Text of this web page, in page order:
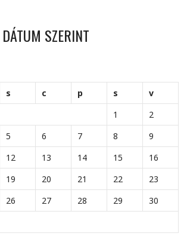
DÁTUM SZERINT
s c p s
v
1
2
5 6 7 8
9
12 13 14 15
16
19 20 21 22
23
26 27 28 29
30